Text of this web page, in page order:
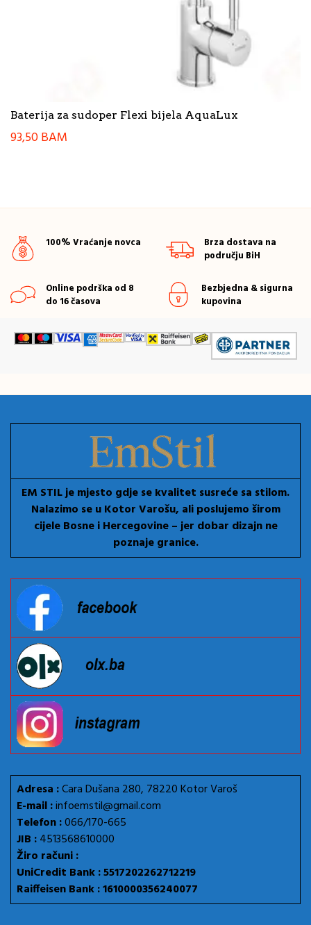
Baterija za sudoper Flexi bijela AquaLux
93,50BAM
100% Vraćanje novca
Brza dostava na
području BiH
Online podrška od 8
do 16 časova
Bezbjedna & sigurna
kupovina
EM STIL je mjesto gdje se kvalitet susreće sa stilom.
Nalazimo se u Kotor Varošu, ali poslujemo širom
cijele Bosne i Hercegovine – jer dobar dizajn ne
poznaje granice.
Adresa :Cara Dušana 280, 78220 Kotor Varoš
E-mail :infoemstil@gmail.com
Telefon :066/170-665
JIB :4513568610000
Žiro računi :
UniCredit Bank : 5517202262712219
Raiffeisen Bank : 1610000356240077